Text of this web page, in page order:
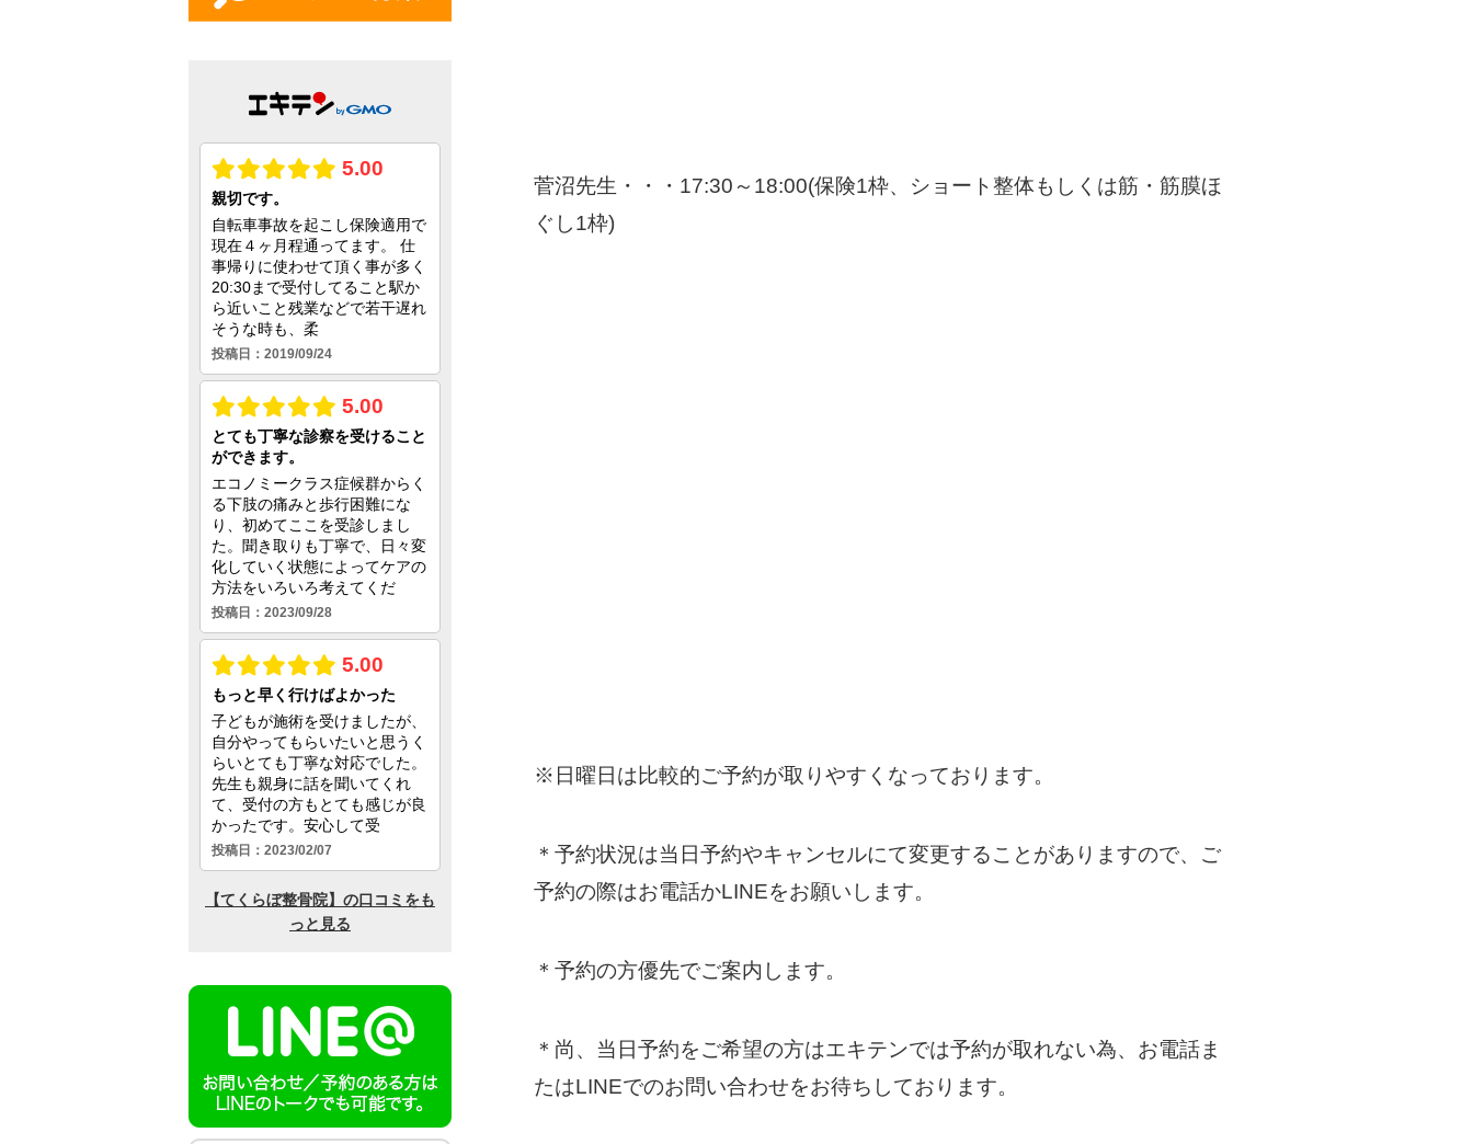
菅沼先生・・・17:30～18:00(保険1枠、ショート整体もしくは筋・筋膜ほ
ぐし1枠)
※日曜日は比較的ご予約が取りやすくなっております。
＊予約状況は当日予約やキャンセルにて変更することがありますので、ご
予約の際はお電話かLINEをお願いします。
＊予約の方優先でご案内します。
＊尚、当日予約をご希望の方はエキテンでは予約が取れない為、お電話ま
たはLINEでのお問い合わせをお待ちしております。